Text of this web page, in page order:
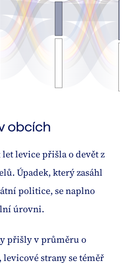
obcích
levice přišla o devět z
Úpadek, který zasáhl
politice, se naplno
úrovni.
přišly v průměru o
strany se téměř